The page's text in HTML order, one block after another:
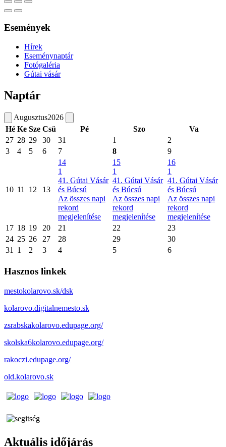
Események
Hírek
Eseménynaptár
Fotógaléria
Gútai vásár
Naptár
Augusztus2026
Hé Ke Sze Csü Pé Szo
Va
27 28 29 30 31 1
2
3
4 5 6 7 8 9
10 11 12 13
14
1
41. Gútai Vásár
és Búcsú
Az összes napi
rekord
megjelenítése
15
1
41. Gútai Vásár
és Búcsú
Az összes napi
rekord
megjelenítése
16
1
41. Gútai Vásár
és Búcsú
Az összes napi
rekord
megjelenítése
17 18 19 20 21 22
23
24 25 26 27 28 29
30
31
1 2 3 4 5 6
Hasznos linkek
mestokolarovo.sk/dsk
kolarovo.digitalnemesto.sk
zsrabskakolarovo.edupage.org/
skolska6kolarovo.edupage.org/
rakoczi.edupage.org/
old.kolarovo.sk
Aktuális időjárás